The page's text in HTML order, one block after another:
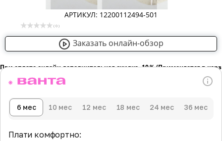
АРТИКУЛ: 12200112494-501
( 0 )
Заказать онлайн-обзор
При оплате онлайн дополнительная скидка -10％ (Применяется в
6 мес 10 мес 12 мес 18 мес 24 мес 36 мес
Плати комфортно: